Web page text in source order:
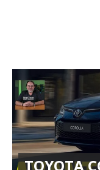
TOYOTA